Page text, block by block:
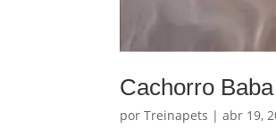
Cachorro
porTreinapets |abr 19,